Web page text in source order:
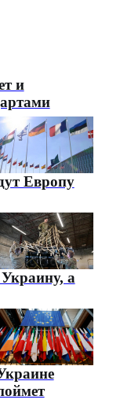
и
Европу
а